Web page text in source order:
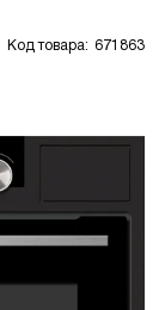
Код товара: 671863